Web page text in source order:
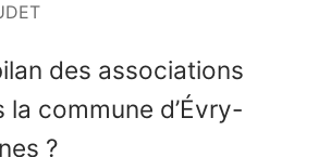
des associations
la commune d’Évry-
?